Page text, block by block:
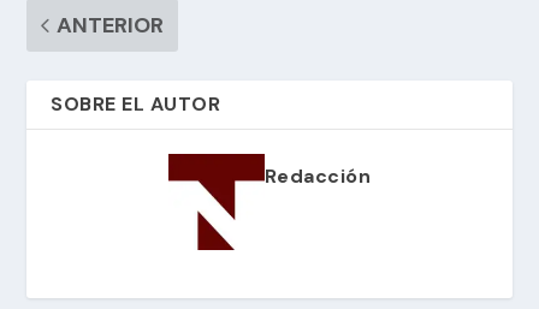
ANTERIOR
SOBRE EL AUTOR
Redacción